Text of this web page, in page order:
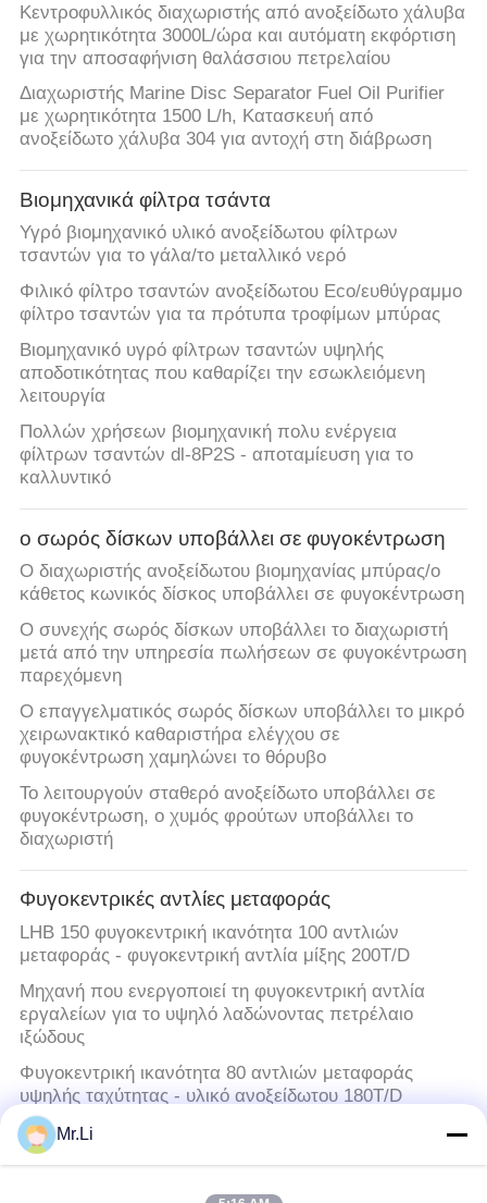
Κεντροφυλλικός διαχωριστής από ανοξείδωτο χάλυβα
με χωρητικότητα 3000L/ώρα και αυτόματη εκφόρτιση
για την αποσαφήνιση θαλάσσιου πετρελαίου
Διαχωριστής Marine Disc Separator Fuel Oil Purifier
με χωρητικότητα 1500 L/h, Κατασκευή από
ανοξείδωτο χάλυβα 304 για αντοχή στη διάβρωση
Βιομηχανικά φίλτρα τσάντα
Υγρό βιομηχανικό υλικό ανοξείδωτου φίλτρων
τσαντών για το γάλα/το μεταλλικό νερό
Φιλικό φίλτρο τσαντών ανοξείδωτου Eco/ευθύγραμμο
φίλτρο τσαντών για τα πρότυπα τροφίμων μπύρας
Βιομηχανικό υγρό φίλτρων τσαντών υψηλής
αποδοτικότητας που καθαρίζει την εσωκλειόμενη
λειτουργία
Πολλών χρήσεων βιομηχανική πολυ ενέργεια
φίλτρων τσαντών dl-8P2S - αποταμίευση για το
καλλυντικό
ο σωρός δίσκων υποβάλλει σε φυγοκέντρωση
Ο διαχωριστής ανοξείδωτου βιομηχανίας μπύρας/ο
κάθετος κωνικός δίσκος υποβάλλει σε φυγοκέντρωση
Ο συνεχής σωρός δίσκων υποβάλλει το διαχωριστή
μετά από την υπηρεσία πωλήσεων σε φυγοκέντρωση
παρεχόμενη
Ο επαγγελματικός σωρός δίσκων υποβάλλει το μικρό
χειρωνακτικό καθαριστήρα ελέγχου σε
φυγοκέντρωση χαμηλώνει το θόρυβο
Το λειτουργούν σταθερό ανοξείδωτο υποβάλλει σε
φυγοκέντρωση, ο χυμός φρούτων υποβάλλει το
διαχωριστή
Φυγοκεντρικές αντλίες μεταφοράς
LHB 150 φυγοκεντρική ικανότητα 100 αντλιών
μεταφοράς - φυγοκεντρική αντλία μίξης 200T/D
Μηχανή που ενεργοποιεί τη φυγοκεντρική αντλία
εργαλείων για το υψηλό λαδώνοντας πετρέλαιο
ιξώδους
Φυγοκεντρική ικανότητα 80 αντλιών μεταφοράς
υψηλής ταχύτητας - υλικό ανοξείδωτου 180T/D
Οριζόντια φυγοκεντρική αντλία Sealless, βιομηχανική
αντλία μεταφοράς που μεταβιβάζει το υγρό
Mr.Li